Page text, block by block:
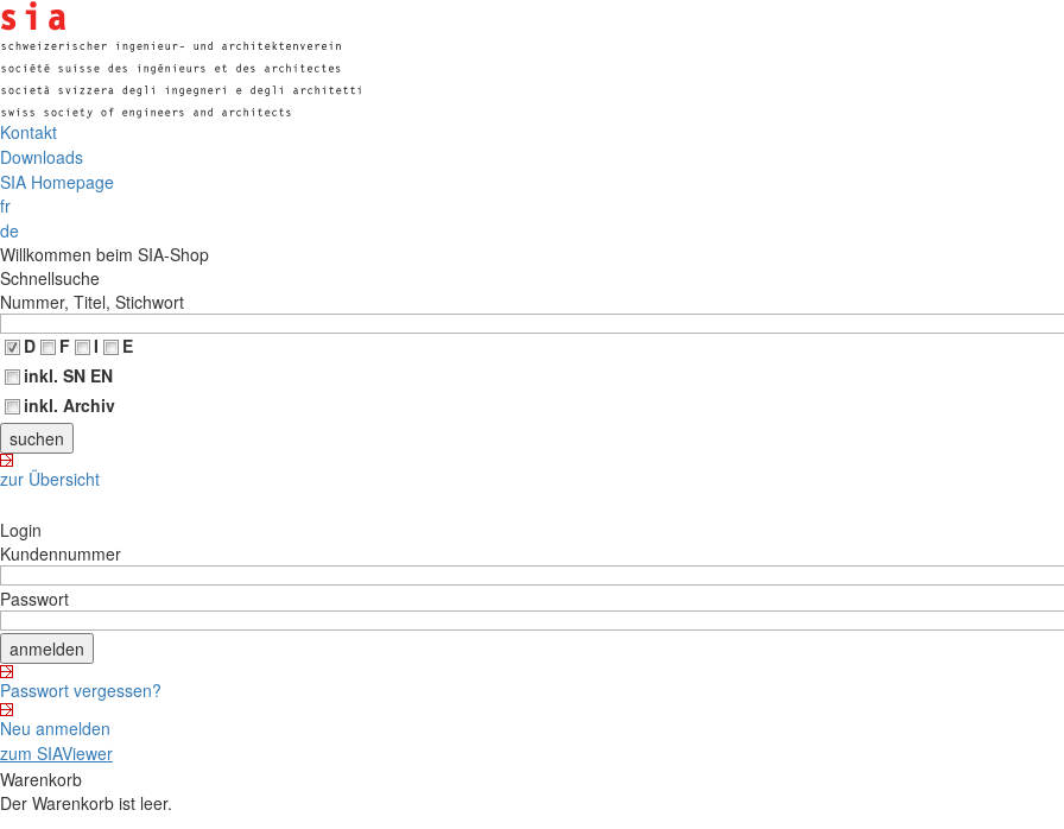
Kontakt
Downloads
SIA Homepage
fr
de
Willkommen beim SIA-Shop
Schnellsuche
Nummer, Titel, Stichwort
D
F I
E
inkl. SN EN
inkl. Archiv
zur Übersicht
Login
Kundennummer
Passwort
Passwort vergessen?
Neu anmelden
zum SIAViewer
Warenkorb
Der Warenkorb ist leer.